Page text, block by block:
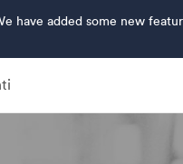
have added some new